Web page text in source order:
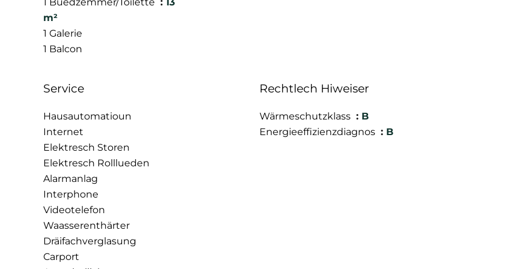
m²
1 Galerie
1 Balcon
Service
Hausautomatioun
Internet
Elektresch Storen
Elektresch Rolllueden
Alarmanlag
Interphone
Videotelefon
Waasserenthärter
Dräifachverglasung
Carport
Rechtlech Hiweiser
Wärmeschutzklass
B
Energieeffizienzdiagnos
B